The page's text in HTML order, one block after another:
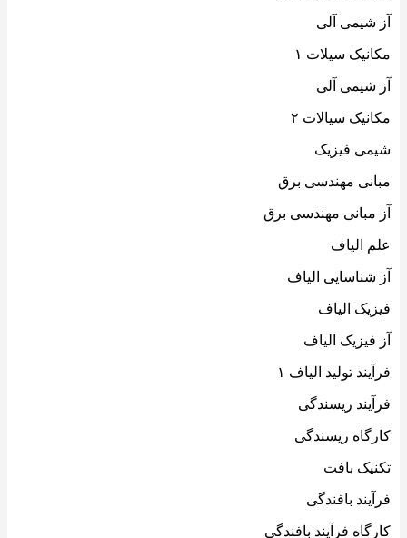
آز شیمی آلی
مکانیک سیلات ۱
آز شیمی آلی
مکانیک سیالات ۲
شیمی فیزیک
مبانی مهندسی برق
آز مبانی مهندسی برق
علم الیاف
آز شناسایی الیاف
فیزیک الیاف
آز فیزیک الیاف
فرآیند تولید الیاف ۱
فرآیند ریسندگی
کارگاه ریسندگی
تکنیک بافت
فرآیند بافندگی
کارگاه فرآیند بافندگی